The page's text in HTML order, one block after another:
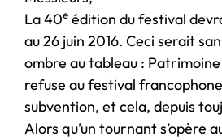
La 40e édition du festival
au 26 juin 2016. Ceci serait
ombre au tableau :
refuse au festival francophone
subvention, et cela, depuis
Alors qu’un tournant s’opère